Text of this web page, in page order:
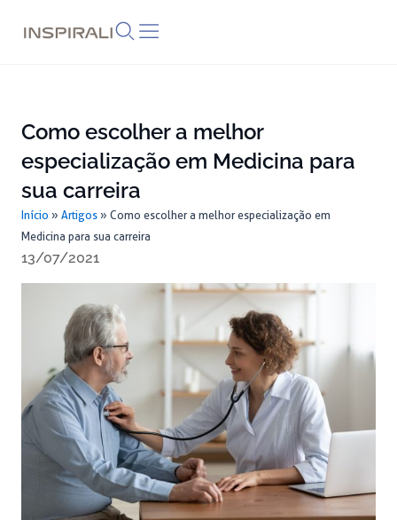
Como escolher a melhor
especialização em Medicina para
sua carreira
Início » Artigos » Como escolher a melhor especialização em
Medicina para sua carreira
13/07/2021